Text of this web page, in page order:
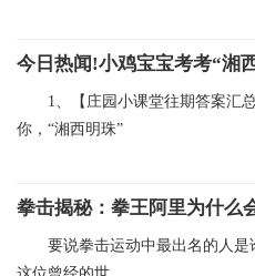
1、【庄园小课堂往期答案汇
你，“湘西明珠”
要说拳击运动中最出名的人是